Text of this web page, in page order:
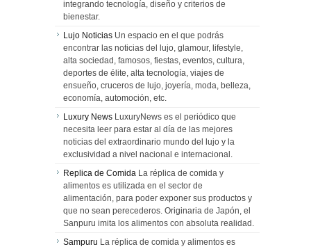
integrando tecnología, diseño y criterios de
bienestar.
Lujo Noticias Un espacio en el que podrás
encontrar las noticias del lujo, glamour, lifestyle,
alta sociedad, famosos, fiestas, eventos, cultura,
deportes de élite, alta tecnología, viajes de
ensueño, cruceros de lujo, joyería, moda, belleza,
economía, automoción, etc.
Luxury News LuxuryNews es el periódico que
necesita leer para estar al día de las mejores
noticias del extraordinario mundo del lujo y la
exclusividad a nivel nacional e internacional.
Replica de Comida La réplica de comida y
alimentos es utilizada en el sector de
alimentación, para poder exponer sus productos y
que no sean perecederos. Originaria de Japón, el
Sanpuru imita los alimentos con absoluta realidad.
Sampuru La réplica de comida y alimentos es